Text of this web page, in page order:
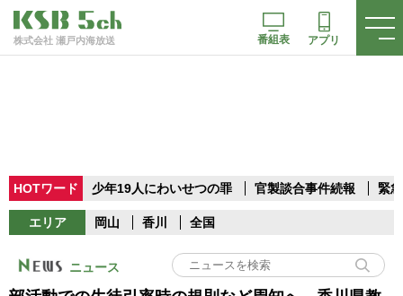
株式会社 瀬戸内海放送 番組表 アプリ
HOTワード 少年19人にわいせつの罪 官製談合事件続報 緊
エリア 岡山 香川 全国
ニュース